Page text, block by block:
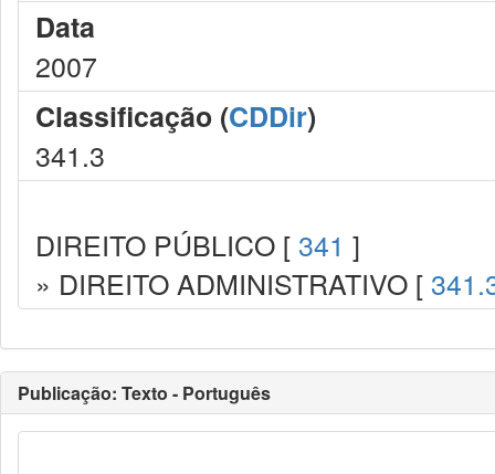
Data
2007
Classificação (CDDir)
341.3
DIREITO PÚBLICO [ 341 ]
» DIREITO ADMINISTRATIVO [
Publicação: Texto - Português